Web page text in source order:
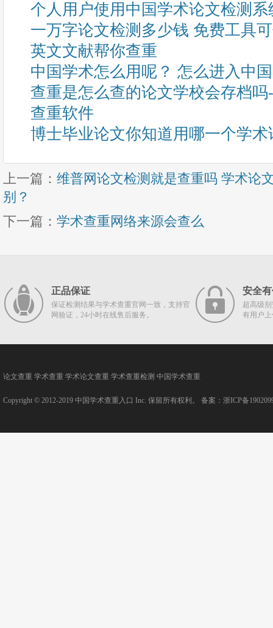
个人用户使用中国学术论文检测
一万字论文检测多少钱 免费工具
英文文献帮你查重
中国学术怎么用呢？ 怎么进入中
查重是怎么查的论文学校会存档
查重软件
博士毕业论文你知道用哪一个学
上一篇： 维普网论文检测就是查重吗 学术论
别？
下一篇： 学术查重网络来源会查么
正品保证
保证检测结果与学术查重官网一致，支持官
网验证，24小时在线售后服务。
安全
超高级
有用户
论文查重 学术查重 学术论文查重 学术查重检测 中国学术查重
Copyright © 2012-2019 中国学术查重入口 Inc. 保留所有权利。 备案： 浙ICP备